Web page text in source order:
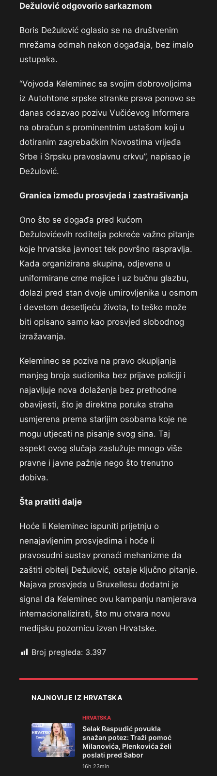
Dežulović odgovorio sarkazmom
Boris Dežulović oglasio se na društvenim
mrežama odmah nakon događaja, bez imalo
ustupaka.
“Vojvoda Keleminec sa svojim dobrovoljcima
iz Autohtone srpske stranke prava ponovo se
danas odazvao pozivu Vučićevog Informera
na obračun s prominentnim ustašom koji u
dotiranim zagrebačkim Novostima vrijeđa
Srbe i Srpsku pravoslavnu crkvu”, napisao je
Dežulović.
Granica između prosvjeda i zastrašivanja
Ono što se događa pred kućom
Dežulovićevih roditelja pokreće važno pitanje
koje hrvatska javnost tek površno raspravlja.
Kada organizirana skupina, odjevena u
uniformirane crne majice i uz bučnu glazbu,
dolazi pred stan dvoje umirovljenika u osmom
i devetom desetljeću života, to teško može
biti opisano samo kao prosvjed slobodnog
izražavanja.
Keleminec se poziva na pravo okupljanja
manjeg broja sudionika bez prijave policiji i
najavljuje nova dolaženja bez prethodne
obavijesti, što je direktna poruka straha
usmjerena prema starijim osobama koje ne
mogu utjecati na pisanje svog sina. Taj
aspekt ovog slučaja zaslužuje mnogo više
pravne i javne pažnje nego što trenutno
dobiva.
Šta pratiti dalje
Hoće li Keleminec ispuniti prijetnju o
nenajavljenim prosvjedima i hoće li
pravosudni sustav pronaći mehanizme da
zaštiti obitelj Dežulović, ostaje ključno pitanje.
Najava prosvjeda u Bruxellesu dodatni je
signal da Keleminec ovu kampanju namjerava
internacionalizirati, što mu otvara novu
medijsku pozornicu izvan Hrvatske.
Broj pregleda: 3.397
NAJNOVIJE IZ HRVATSKA
HRVATSKA
Selak Raspudić povukla
snažan potez: Traži pomoć
Milanovića, Plenkovića želi
poslati pred Sabor
16h 23min